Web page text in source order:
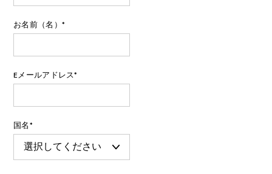
お名前（名） *
Eメールアドレス*
国名 *